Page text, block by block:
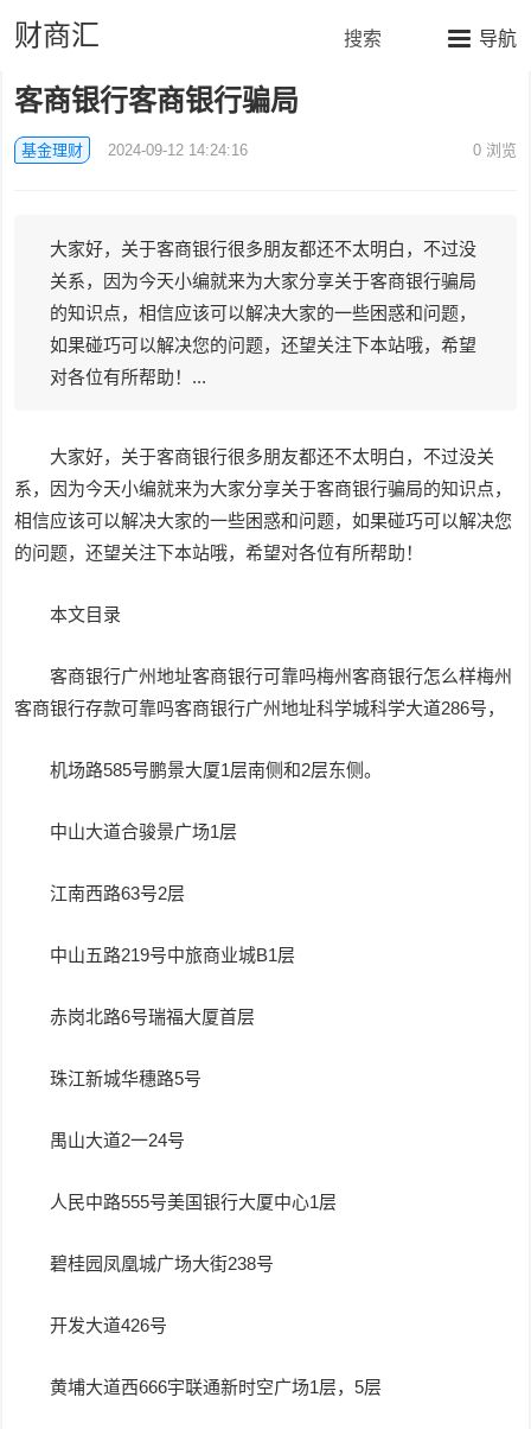
财商汇 导航
搜索
客商银行客商银行骗局
基金理财 2024-09-12 14:24:16 0浏览
大家好，关于客商银行很多朋友都还不太明白，不过没
关系，因为今天小编就来为大家分享关于客商银行骗局
的知识点，相信应该可以解决大家的一些困惑和问题，
如果碰巧可以解决您的问题，还望关注下本站哦，希望
对各位有所帮助！...
大家好，关于客商银行很多朋友都还不太明白，不过没关
系，因为今天小编就来为大家分享关于客商银行骗局的知识点，
相信应该可以解决大家的一些困惑和问题，如果碰巧可以解决您
的问题，还望关注下本站哦，希望对各位有所帮助！
本文目录
客商银行广州地址客商银行可靠吗梅州客商银行怎么样梅州
客商银行存款可靠吗客商银行广州地址科学城科学大道286号，
机场路585号鹏景大厦1层南侧和2层东侧。
中山大道合骏景广场1层
江南西路63号2层
中山五路219号中旅商业城B1层
赤岗北路6号瑞福大厦首层
珠江新城华穗路5号
禺山大道2一24号
人民中路555号美国银行大厦中心1层
碧桂园凤凰城广场大街238号
开发大道426号
黄埔大道西666宇联通新时空广场1层，5层